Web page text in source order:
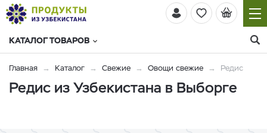
КАТАЛОГ ТОВАРОВ
Главная Каталог Свежие Овощи свежие Редис
Редис из Узбекистана в Выборге